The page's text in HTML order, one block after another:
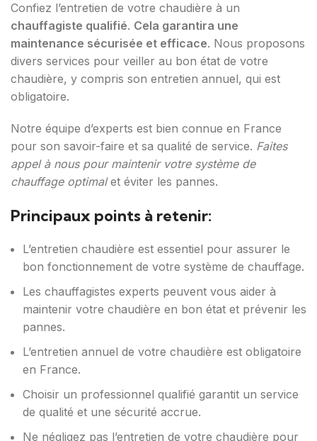
Confiez l’entretien de votre chaudière à un
chauffagiste qualifié. Cela garantira une
maintenance sécurisée et efficace. Nous proposons
divers services pour veiller au bon état de votre
chaudière, y compris son entretien annuel, qui est
obligatoire.
Notre équipe d’experts est bien connue en France
pour son savoir-faire et sa qualité de service. Faites
appel à nous pour maintenir votre système de
chauffage optimalet éviter les pannes.
Principaux points à retenir:
L’entretien chaudière est essentiel pour assurer le
bon fonctionnement de votre système de chauffage.
Les chauffagistes experts peuvent vous aider à
maintenir votre chaudière en bon état et prévenir les
pannes.
L’entretien annuel de votre chaudière est obligatoire
en France.
Choisir un professionnel qualifié garantit un service
de qualité et une sécurité accrue.
Ne négligez pas l’entretien de votre chaudière pour